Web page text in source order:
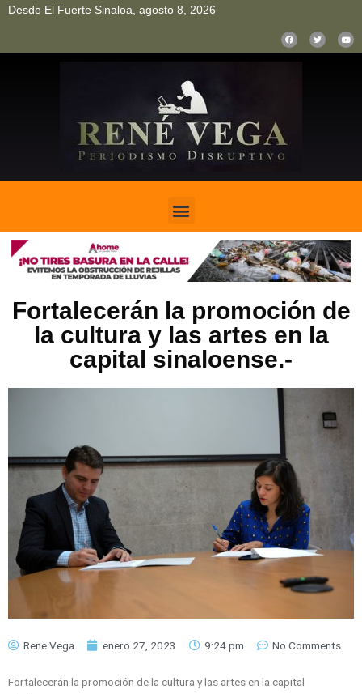
Desde El Fuerte Sinaloa, agosto 8, 2026
Fortalecerán la promoción de
la cultura y las artes en la
capital sinaloense.-
Rene Vega enero 27, 2023 9:24 pm No Comments
Fortalecerán la promoción de la cultura y las artes en la capital